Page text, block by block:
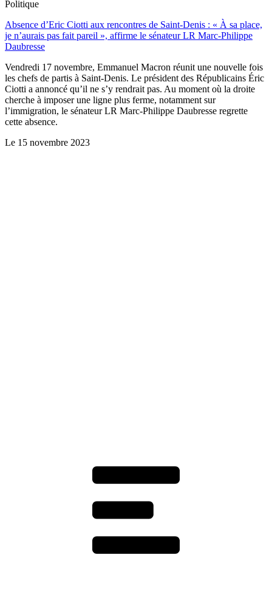
Politique
Absence d’Eric Ciotti aux rencontres de Saint-Denis : « À sa place,
je n’aurais pas fait pareil », affirme le sénateur LR Marc-Philippe
Daubresse
Vendredi 17 novembre, Emmanuel Macron réunit une nouvelle fois
les chefs de partis à Saint-Denis. Le président des Républicains Éric
Ciotti a annoncé qu’il ne s’y rendrait pas. Au moment où la droite
cherche à imposer une ligne plus ferme, notamment sur
l’immigration, le sénateur LR Marc-Philippe Daubresse regrette
cette absence.
Le 15 novembre 2023